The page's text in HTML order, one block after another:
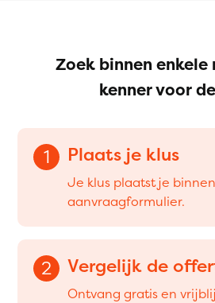
Zoek binnen enkele
kenner voor
1 Plaats je klus
Je klus plaatst je
aanvraagformulier.
2 Vergelijk de
Ontvang gratis en